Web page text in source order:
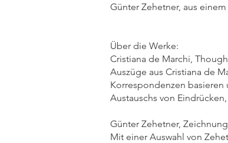
Günter Zehetner, aus
Über die Werke:
Cristiana de Marchi,
Auszüge aus Cristiana de
Korrespondenzen
Austauschs von
Günter Zehetner,
Mit einer Auswahl von